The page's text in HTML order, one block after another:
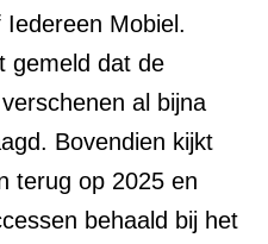
Mobiel.
gemeld dat de
al bijna
Bovendien kijkt
terug op 2025 en
behaald bij het